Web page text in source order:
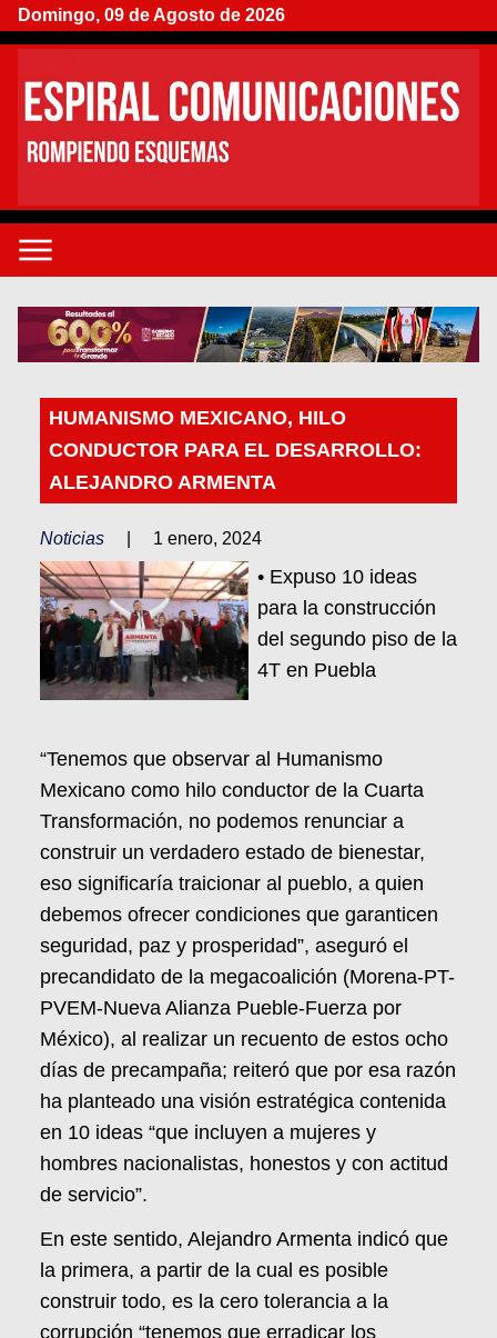
Domingo, 09 de Agosto de 2026
HUMANISMO MEXICANO, HILO
CONDUCTOR PARA EL DESARROLLO:
ALEJANDRO ARMENTA
Noticias 1 enero, 2024
• Expuso 10 ideas
para la construcción
del segundo piso de la
4T en Puebla
“Tenemos que observar al Humanismo
Mexicano como hilo conductor de la Cuarta
Transformación, no podemos renunciar a
construir un verdadero estado de bienestar,
eso significaría traicionar al pueblo, a quien
debemos ofrecer condiciones que garanticen
seguridad, paz y prosperidad”, aseguró el
precandidato de la megacoalición (Morena-PT-
PVEM-Nueva Alianza Pueble-Fuerza por
México), al realizar un recuento de estos ocho
días de precampaña; reiteró que por esa razón
ha planteado una visión estratégica contenida
en 10 ideas “que incluyen a mujeres y
hombres nacionalistas, honestos y con actitud
de servicio”.
En este sentido, Alejandro Armenta indicó que
la primera, a partir de la cual es posible
construir todo, es la cero tolerancia a la
corrupción “tenemos que erradicar los